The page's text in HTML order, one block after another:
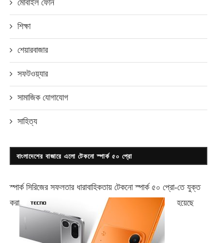
মোবাইল ফোন
শিক্ষা
শেয়ারবাজার
সফটওয়্যার
সামাজিক যোগাযোগ
সাহিত্য
বাংলাদেশের বাজারে এলো টেকনো স্পার্ক ৫০ প্রো
স্পার্ক সিরিজের সফলতার ধারাবাহিকতায় টেকনোস্পার্ক ৫০ প্রো-তে যুক্ত
করা
হয়েছে